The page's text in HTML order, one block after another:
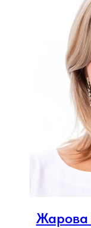
Жарова